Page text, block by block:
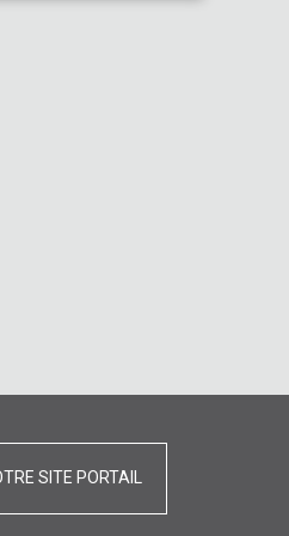
SITE PORTAIL